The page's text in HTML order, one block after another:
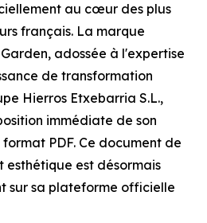
au cœur des plus
français. La marque
adossée à l'expertise
de transformation
Hierros Etxebarria S.L.,
immédiate de son
PDF. Ce document de
esthétique est désormais
sur sa plateforme officielle